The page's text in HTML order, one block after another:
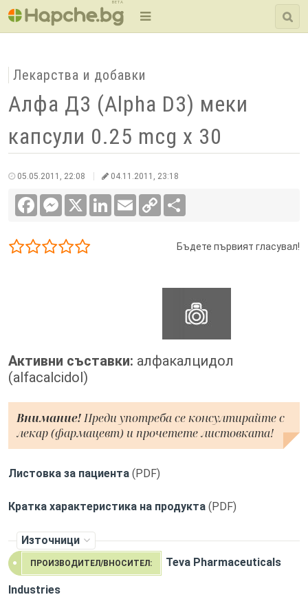
BETA
Лекарства и добавки
Алфа Д3 (Alpha D3) меки
капсули 0.25 mcg x 30
05.05.2011, 22:08 04.11.2011, 23:18
FacebookMessenger LinkedInEmail
Copy
Link
1/52/53/54/55/5 Бъдете първият гласувал!
Активни съставки: алфакалцидол
(alfacalcidol)
Внимание!Преди употреба се консултирайте с
лекар (фармацевт) и прочетете листовката!
Листовка за пациента (PDF)
Кратка характеристика на продукта (PDF)
Източници
ПРОИЗВОДИТЕЛ/ВНОСИТЕЛ: Teva Pharmaceuticals
Industries